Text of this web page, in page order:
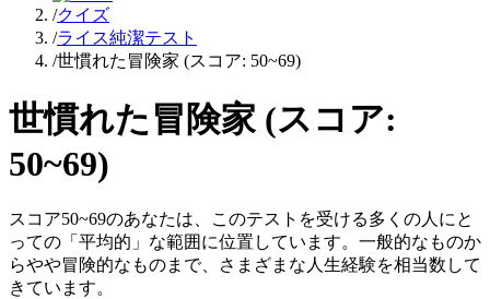
/クイズ
/ライス純潔テスト
/世慣れた冒険家 (スコア: 50~69)
世慣れた冒険家 (スコア:
50~69)
スコア50~69のあなたは、このテストを受ける多くの人にと
っての「平均的」な範囲に位置しています。一般的なものか
らやや冒険的なものまで、さまざまな人生経験を相当数して
きています。